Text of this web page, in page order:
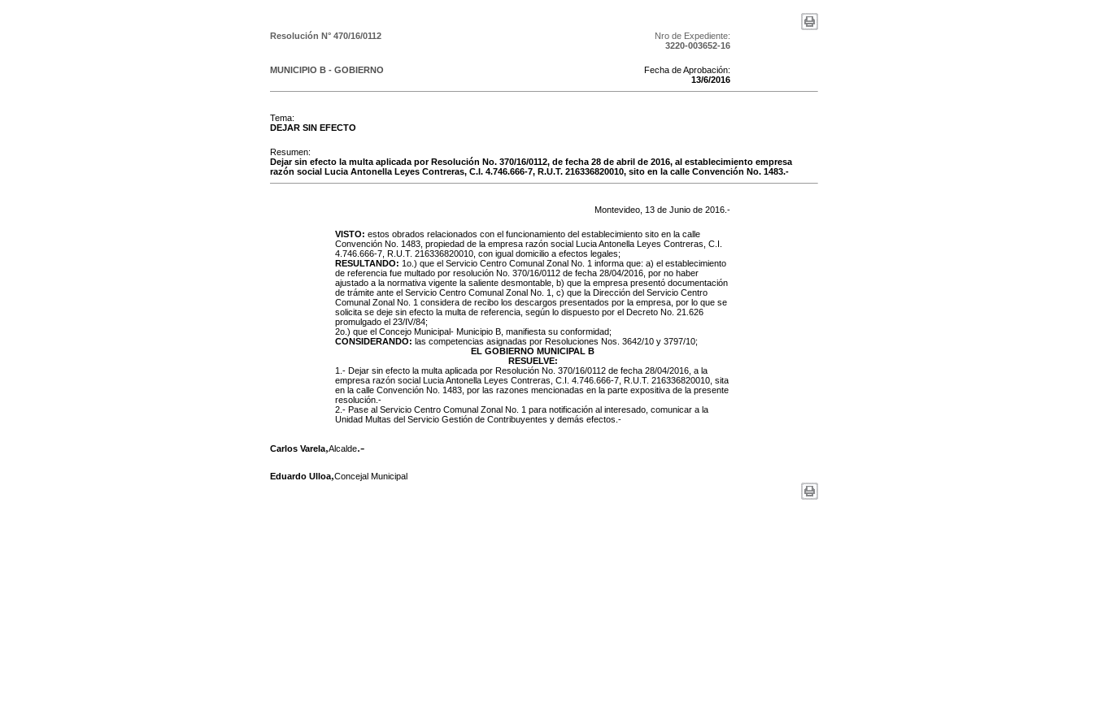
Resolución N° 470/16/0112
Nro de Expediente:
3220-003652-16
MUNICIPIO B - GOBIERNO
Fecha de Aprobación:
13/6/2016
Tema:
DEJAR SIN EFECTO
Resumen:
Dejar sin efecto la multa aplicada por Resolución No. 370/16/0112, de fecha 28 de abril de 2016, al establecimiento empresa
razón social Lucia Antonella Leyes Contreras, C.I. 4.746.666-7, R.U.T. 216336820010, sito en la calle Convención No. 1483.-
Montevideo, 13 de Junio de 2016 .-
VISTO: estos obrados relacionados con el funcionamiento del establecimiento sito en la calle
Convención No. 1483, propiedad de la empresa razón social Lucia Antonella Leyes Contreras, C.I.
4.746.666-7, R.U.T. 216336820010, con igual domicilio a efectos legales;
RESULTANDO: 1o.) que el Servicio Centro Comunal Zonal No. 1 informa que: a) el establecimiento
de referencia fue multado por resolución No. 370/16/0112 de fecha 28/04/2016, por no haber
ajustado a la normativa vigente la saliente desmontable, b) que la empresa presentó documentación
de trámite ante el Servicio Centro Comunal Zonal No. 1, c) que la Dirección del Servicio Centro
Comunal Zonal No. 1 considera de recibo los descargos presentados por la empresa, por lo que se
solicita se deje sin efecto la multa de referencia, según lo dispuesto por el Decreto No. 21.626
promulgado el 23/IV/84;
2o.) que el Concejo Municipal- Municipio B, manifiesta su conformidad;
CONSIDERANDO: las competencias asignadas por Resoluciones Nos. 3642/10 y 3797/10;
EL GOBIERNO MUNICIPAL B
RESUELVE:
1.- Dejar sin efecto la multa aplicada por Resolución No. 370/16/0112 de fecha 28/04/2016, a la
empresa razón social Lucia Antonella Leyes Contreras, C.I. 4.746.666-7, R.U.T. 216336820010, sita
en la calle Convención No. 1483, por las razones mencionadas en la parte expositiva de la presente
resolución.-
2.- Pase al Servicio Centro Comunal Zonal No. 1 para notificación al interesado, comunicar a la
Unidad Multas del Servicio Gestión de Contribuyentes y demás efectos.-
Carlos Varela,Alcalde.-
Eduardo Ulloa,Concejal Municipal